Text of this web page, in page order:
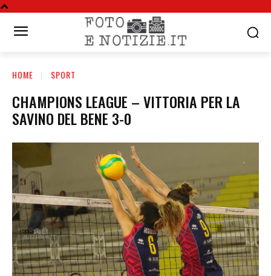
HOME SPORT
CHAMPIONS LEAGUE – VITTORIA PER LA
SAVINO DEL BENE 3-0